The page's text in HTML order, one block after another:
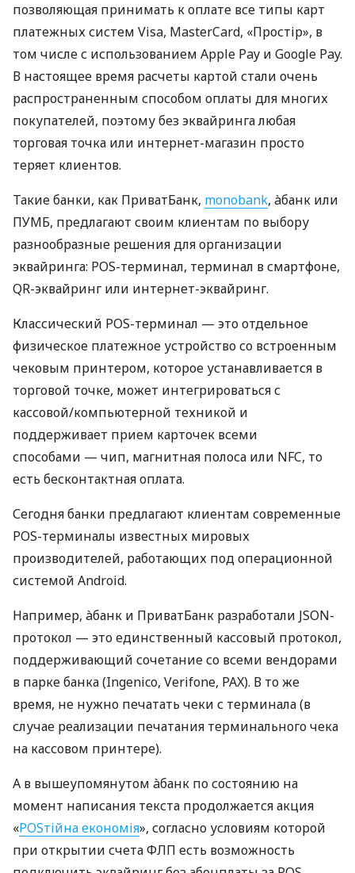
позволяющая принимать к оплате все типы карт
платежных систем Visa, MasterCard, «Простір», в
том числе с использованием Apple Pay и Google Pay.
В настоящее время расчеты картой стали очень
распространенным способом оплаты для многих
покупателей, поэтому без эквайринга любая
торговая точка или интернет-магазин просто
теряет клиентов.
Такие банки, как ПриватБанк, monobank, àбанк или
ПУМБ, предлагают своим клиентам по выбору
разнообразные решения для организации
эквайринга: POS-терминал, терминал в смартфоне,
QR-эквайринг или интернет-эквайринг.
Классический POS-терминал — это отдельное
физическое платежное устройство со встроенным
чековым принтером, которое устанавливается в
торговой точке, может интегрироваться с
кассовой/компьютерной техникой и
поддерживает прием карточек всеми
способами — чип, магнитная полоса или NFC, то
есть бесконтактная оплата.
Сегодня банки предлагают клиентам современные
POS-терминалы известных мировых
производителей, работающих под операционной
системой Android.
Например, àбанк и ПриватБанк разработали JSON-
протокол — это единственный кассовый протокол,
поддерживающий сочетание со всеми вендорами
в парке банка (Ingenico, Verifone, PAX). В то же
время, не нужно печатать чеки с терминала (в
случае реализации печатания терминального чека
на кассовом принтере).
А в вышеупомянутом àбанк по состоянию на
момент написания текста продолжается акция
«POSтійна економія», согласно условиям которой
при открытии счета ФЛП есть возможность